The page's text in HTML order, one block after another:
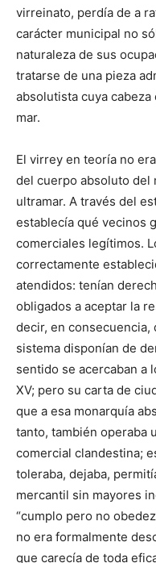
virreinato, perdía de a
carácter municipal no
naturaleza de sus
tratarse de una pieza
absolutista cuya
mar.
El virrey en teoría no
del cuerpo absoluto del
ultramar. A través del
establecía qué vecinos
comerciales legítimos.
correctamente
atendidos: tenían
obligados a aceptar la
decir, en
sistema disponían de
sentido se acercaban a
XV; pero su carta de
que a esa monarquía
tanto, también operaba
comercial clandestina;
toleraba, dejaba,
mercantil sin mayores
“cumplo pero no
no era formalmente
que carecía de toda